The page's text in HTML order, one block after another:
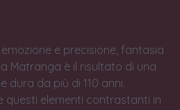
e precisione, fantasia
Matranga è il risultato di una
dura da più di 110 anni.
questi elementi contrastanti in